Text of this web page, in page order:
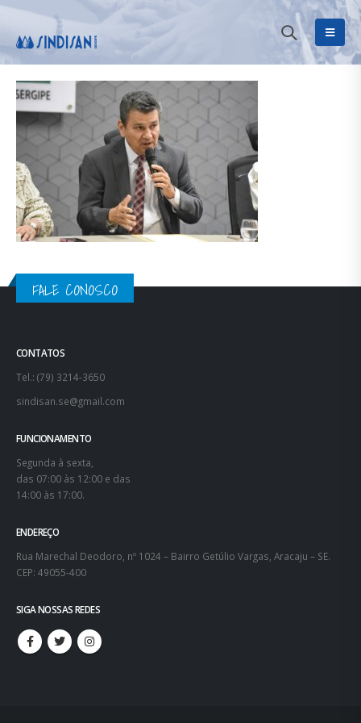
FALE CONOSCO
CONTATOS
Tel.: (79) 3214-3650
sindisan.se@gmail.com
FUNCIONAMENTO
Segunda à sexta,
das 07:00 às 12:00 e das
14:00 às 17:00.
ENDEREÇO
Rua Marechal Deodoro, nº 1024 – Bairro Getúlio Vargas, Aracaju – SE.
CEP: 49055-400
SIGA NOSSAS REDES